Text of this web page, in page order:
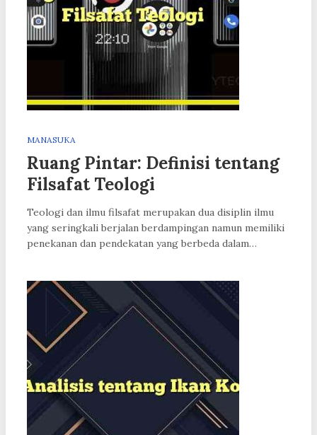
MANASUKA
Ruang Pintar: Definisi tentang
Filsafat Teologi
Teologi dan ilmu filsafat merupakan dua disiplin ilmu
yang seringkali berjalan berdampingan namun memiliki
penekanan dan pendekatan yang berbeda dalam…